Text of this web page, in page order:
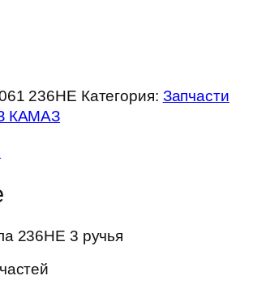
236НЕ Категория: Запчасти
КАМАЗ
236НЕ 3 ручья